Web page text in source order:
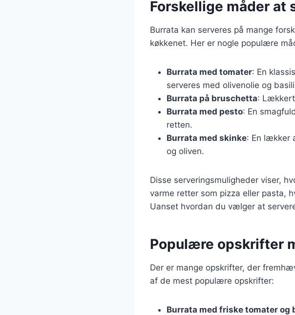
Forskellige måder at
Burrata kan serveres på mange
køkkenet. Her er nogle populære
Burrata med tomater: En
serveres med olivenolie og
Burrata på bruschetta:
Burrata med pesto: En
retten.
Burrata med skinke: En lækker
og oliven.
Disse serveringsmuligheder viser,
varme retter som pizza eller pasta,
Uanset hvordan du vælger at
Populære opskrifter
Der er mange opskrifter, der
af de mest populære opskrifter:
Burrata med friske tomater og